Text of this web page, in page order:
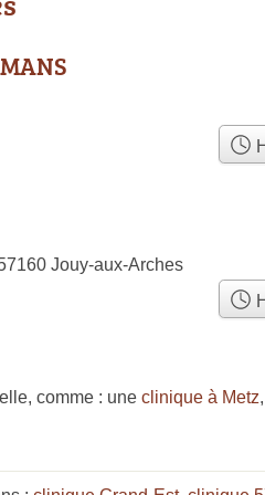
Jouy-aux-Arches
comme : une clinique à Metz